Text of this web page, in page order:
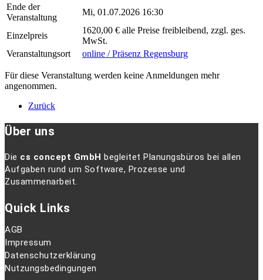
Ende der
Veranstaltung
Mi, 01.07.2026 16:30
Einzelpreis
1620,00 € alle Preise freibleibend, zzgl. ges.
MwSt.
Veranstaltungsort
online / Präsenz Regensburg
Für diese Veranstaltung werden keine Anmeldungen mehr
angenommen.
Zurück
Über uns
Die cs concept GmbH begleitet Planungsbüros bei allen
Aufgaben rund um Software, Prozesse und
Zusammenarbeit.
Quick Links
AGB
Impressum
Datenschutzerklärung
Nutzungsbedingungen